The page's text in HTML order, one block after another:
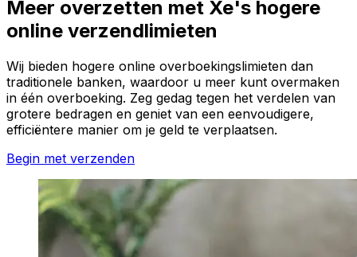
Meer overzetten met Xe's hogere
online verzendlimieten
Wij bieden hogere online overboekingslimieten dan
traditionele banken, waardoor u meer kunt overmaken
in één overboeking. Zeg gedag tegen het verdelen van
grotere bedragen en geniet van een eenvoudigere,
efficiëntere manier om je geld te verplaatsen.
Begin met verzenden